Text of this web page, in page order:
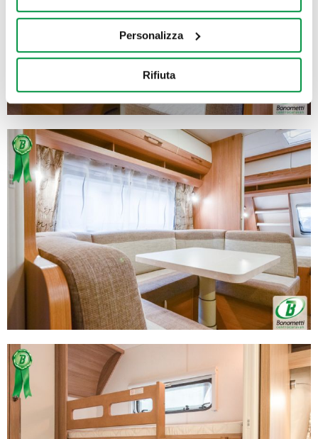
momento dalla Dichiarazione sui cookie o facendo clic
sull'icona di attivazione della privacy.
geografica, con un'approssimazione di qualche
Identificare il tuo dispositivo, scansionandolo
attivamente alla ricerca di caratteristiche specifiche
(impronte digitali).
Approfondisci come vengono elaborati i tuoi dati personali
e imposta le tue preferenze nellasezione dettagli. Puoi
modificare o ritirare il tuo consenso in qualsiasi momento
dalla Dichiarazione sui cookie.
Utilizziamo i cookie per personalizzare contenuti ed
annunci, per fornire funzionalità dei social media e per
analizzare il nostro traffico. Condividiamo inoltre
informazioni sul modo in cui utilizza il nostro sito con i
nostri partner che si occupano di analisi dei dati web,
pubblicità e social media, i quali potrebbero combinarle
con altre informazioni che ha fornito loro o che hanno
raccolto dal suo utilizzo dei loro servizi.
Personalizza
Rifiuta